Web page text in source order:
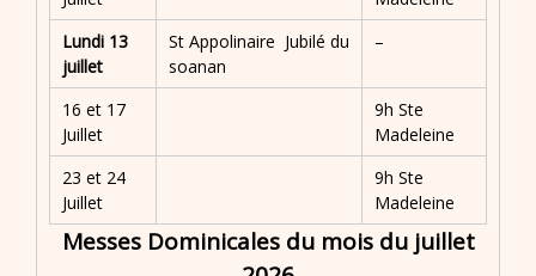
Lundi 13
juillet
St Appolinaire Jubilé du
soanan
–
16 et 17
Juillet
9h Ste
Madeleine
23 et 24
Juillet
9h Ste
Madeleine
Messes Dominicales du mois du juillet